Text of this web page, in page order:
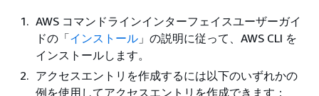
AWS コマンドラインインターフェイスユーザーガイ
ドの「インストール 」の説明に従って、AWS CLI を
インストールします。
アクセスエントリを作成するには以下のいずれかの
例を使用してアクセスエントリを作成できます：